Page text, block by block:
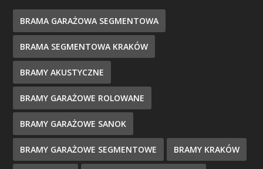
BRAMA GARAŻOWA SEGMENTOWA
BRAMA SEGMENTOWA KRAKÓW
BRAMY AKUSTYCZNE
BRAMY GARAŻOWE ROLOWANE
BRAMY GARAŻOWE SANOK
BRAMY GARAŻOWE SEGMENTOWE BRAMY KRAKÓW